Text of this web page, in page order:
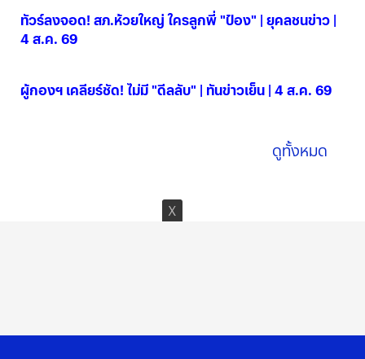
ทัวร์ลงจอด! สภ.ห้วยใหญ่ ใครลูกพี่ "ป๋อง" | ยุคลชนข่าว |
4 ส.ค. 69
ผู้กองฯ เคลียร์ชัด! ไม่มี "ดีลลับ" | ทันข่าวเย็น | 4 ส.ค. 69
ดูทั้งหมด